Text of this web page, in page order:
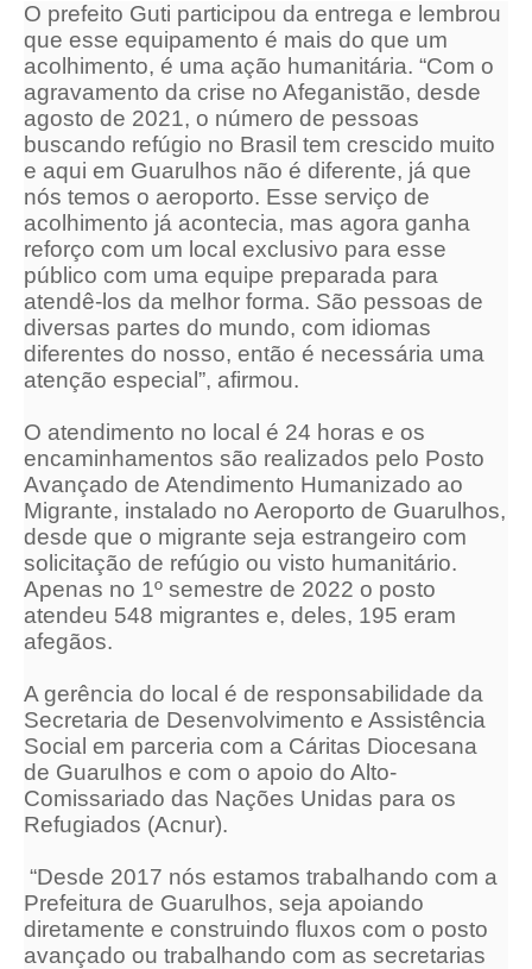
O prefeito Guti participou da entrega e lembrou
que esse equipamento é mais do que um
acolhimento, é uma ação humanitária. “Com o
agravamento da crise no Afeganistão, desde
agosto de 2021, o número de pessoas
buscando refúgio no Brasil tem crescido muito
e aqui em Guarulhos não é diferente, já que
nós temos o aeroporto. Esse serviço de
acolhimento já acontecia, mas agora ganha
reforço com um local exclusivo para esse
público com uma equipe preparada para
atendê-los da melhor forma. São pessoas de
diversas partes do mundo, com idiomas
diferentes do nosso, então é necessária uma
atenção especial”, afirmou.
O atendimento no local é 24 horas e os
encaminhamentos são realizados pelo Posto
Avançado de Atendimento Humanizado ao
Migrante, instalado no Aeroporto de Guarulhos,
desde que o migrante seja estrangeiro com
solicitação de refúgio ou visto humanitário.
Apenas no 1º semestre de 2022 o posto
atendeu 548 migrantes e, deles, 195 eram
afegãos.
A gerência do local é de responsabilidade da
Secretaria de Desenvolvimento e Assistência
Social em parceria com a Cáritas Diocesana
de Guarulhos e com o apoio do Alto-
Comissariado das Nações Unidas para os
Refugiados (Acnur).
“Desde 2017 nós estamos trabalhando com a
Prefeitura de Guarulhos, seja apoiando
diretamente e construindo fluxos com o posto
avançado ou trabalhando com as secretarias